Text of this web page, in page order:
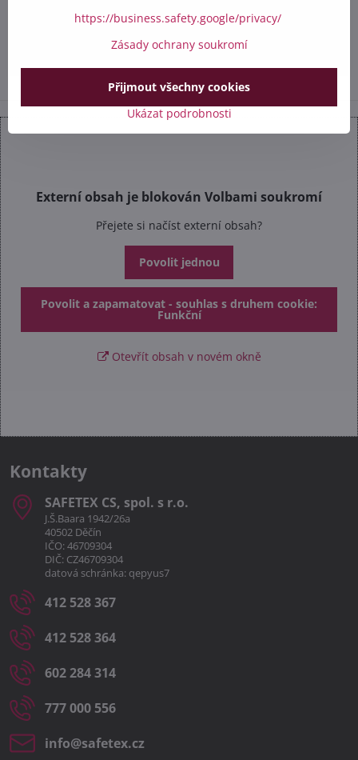
+420 602 284 314
info​@safetex​.cz
Externí obsah je blokován Volbami soukromí
Přejete si načíst externí obsah?
Povolit jednou
Povolit a zapamatovat - souhlas s druhem cookie:
Funkční
Otevřít obsah v novém okně
Kontakty
SAFETEX CS, spol​. s r​.o​.
J.Š.Baara 1942/26a
40502 Děčín
IČO: 46709304
DIČ: CZ46709304
datová schránka: qepyus7
412 528 367
412 528 364
602 284 314
777 000 556
info​@safetex​.cz
https://business.safety.google/privacy/
Zásady ochrany soukromí
Ukázat podrobnosti
Přijmout všechny cookies